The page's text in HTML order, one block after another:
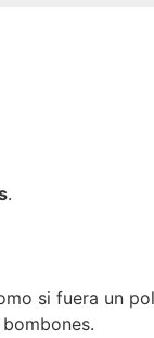
.
si fuera un